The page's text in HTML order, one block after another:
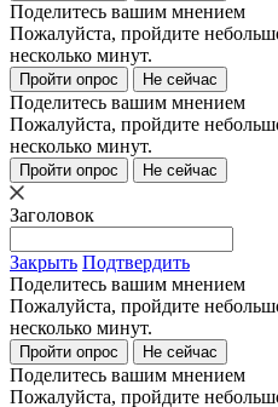
Поделитесь вашим мнением
Пожалуйста, пройдите
несколько минут.
Пройти опрос Не сейчас
Поделитесь вашим мнением
Пожалуйста, пройдите
несколько минут.
Пройти опрос Не сейчас
Заголовок
Закрыть Подтвердить
Поделитесь вашим мнением
Пожалуйста, пройдите
несколько минут.
Пройти опрос Не сейчас
Поделитесь вашим мнением
Пожалуйста, пройдите